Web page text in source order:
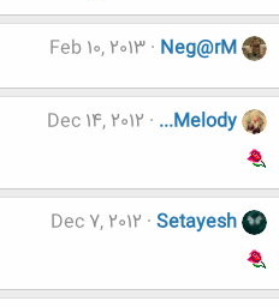
Neg@rM
Feb 10, 2013
...Melody
Dec 14, 2012
Setayesh
Dec 7, 2012